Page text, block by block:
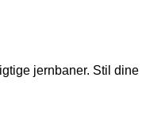
jernbaner. Stil dine